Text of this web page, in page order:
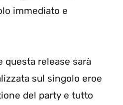
immediato e
questa release sarà
sul singolo eroe
del party e tutto